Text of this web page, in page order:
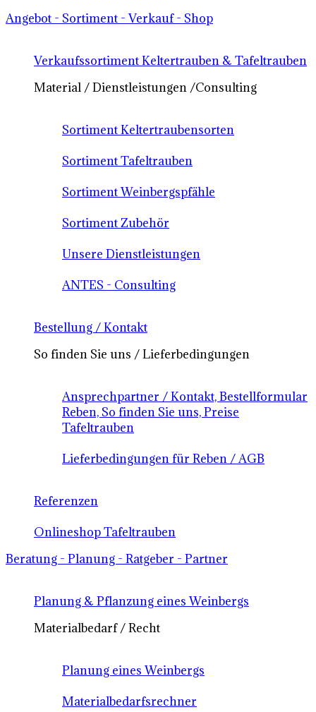
Angebot - Sortiment - Verkauf - Shop
Verkaufssortiment Keltertrauben & Tafeltrauben
Material / Dienstleistungen /Consulting
Sortiment Keltertraubensorten
Sortiment Tafeltrauben
Sortiment Weinbergspfähle
Sortiment Zubehör
Unsere Dienstleistungen
ANTES - Consulting
Bestellung / Kontakt
So finden Sie uns / Lieferbedingungen
Ansprechpartner / Kontakt, Bestellformular
Reben, So finden Sie uns, Preise
Tafeltrauben
Lieferbedingungen für Reben / AGB
Referenzen
Onlineshop Tafeltrauben
Beratung - Planung - Ratgeber - Partner
Planung & Pflanzung eines Weinbergs
Materialbedarf / Recht
Planung eines Weinbergs
Materialbedarfsrechner